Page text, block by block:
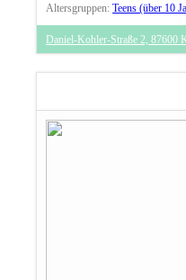
Altersgruppen:Teens (über 10
Daniel-Kohler-Straße 2, 87600